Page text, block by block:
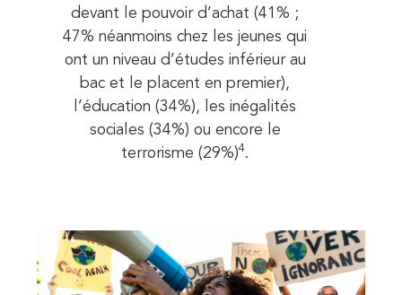
devant le pouvoir d’achat (41% ;
47% néanmoins chez les jeunes qui
ont un niveau d’études inférieur au
bac et le placent en premier),
l’éducation (34%), les inégalités
sociales (34%) ou encore le
terrorisme (29%)4.